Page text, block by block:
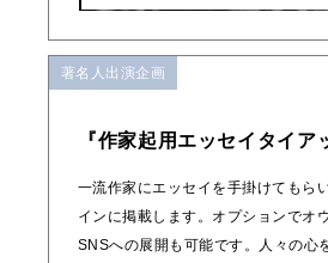
著名人出演企画
『作家起用エッセイタイア
一流作家にエッセイを手掛けてもら
インに掲載します。オプションでオ
SNSへの展開も可能です。人々の心